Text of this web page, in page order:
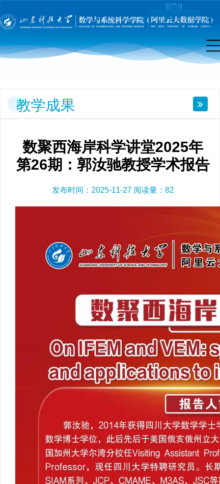
学
究
教学成果
数聚西海岸科学讲堂2025年
第26期：郭汝驰教授学术报告
发布时间：2025-11-27 阅读量： 82